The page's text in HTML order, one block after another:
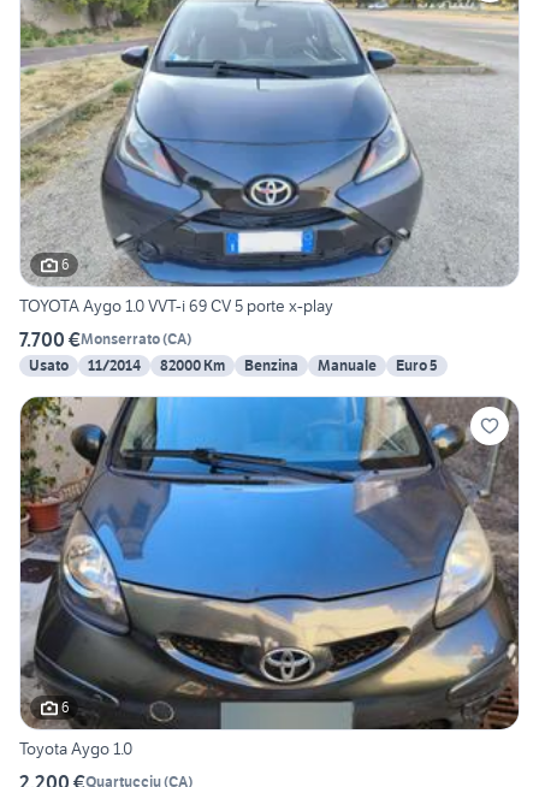
6
TOYOTA Aygo 1.0 VVT-i 69 CV 5 porte x-play
7.700 €Monserrato(CA)
Usato
11/2014 82000 Km Benzina Manuale Euro 5
6
Toyota Aygo 1.0
2.200 €Quartucciu(CA)